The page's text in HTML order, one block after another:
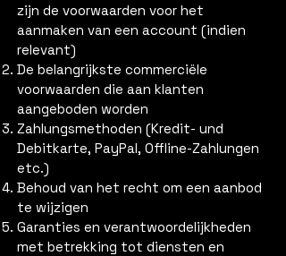
zijn de voorwaarden voor het
aanmaken van een account (indien
relevant)
De belangrijkste commerciële
voorwaarden die aan klanten
aangeboden worden
Zahlungsmethoden (Kredit- und
Debitkarte, PayPal, Offline-Zahlungen
etc.)
Behoud van het recht om een aanbod
te wijzigen
Garanties en verantwoordelijkheden
met betrekking tot diensten en